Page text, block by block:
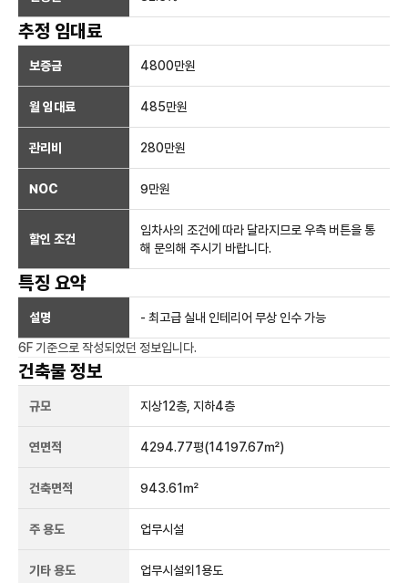
추정 임대료
보증금 4800만원
월 임대료 485만원
관리비 280만원
NOC 9만원
할인 조건
임차사의 조건에 따라 달라지므로 우측 버튼을 통
해 문의해 주시기 바랍니다.
특징 요약
설명 - 최고급 실내 인테리어 무상 인수 가능
6F 기준으로 작성되었던 정보입니다.
건축물 정보
규모 지상12층, 지하4층
연면적 4294.77평(14197.67㎡)
건축면적 943.61㎡
주 용도 업무시설
기타 용도 업무시설외1용도